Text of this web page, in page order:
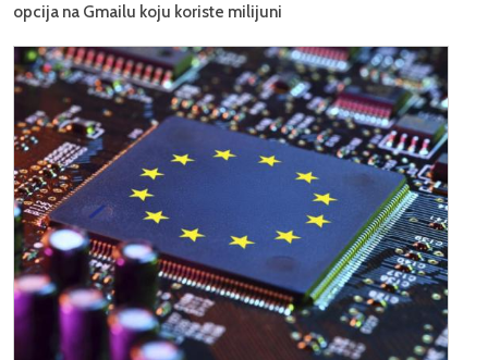
opcija na Gmailu koju koriste milijuni